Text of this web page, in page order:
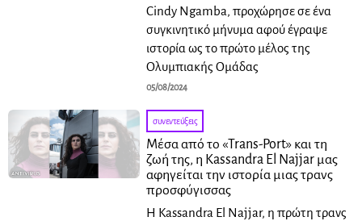
Cindy Ngamba, προχώρησε σε ένα
συγκινητικό μήνυμα αφού έγραψε
ιστορία ως το πρώτο μέλος της
Ολυμπιακής Ομάδας
05/08/2024
συνεντεύξεις
Μέσα από το «Trans-Port» και τη
ζωή της, η Kassandra El Najjar μας
αφηγείται την ιστορία μιας τρανς
προσφύγισσας
Η Kassandra El Najjar, η πρώτη τρανς